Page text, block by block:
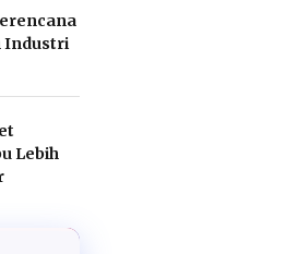
Industri
Lebih